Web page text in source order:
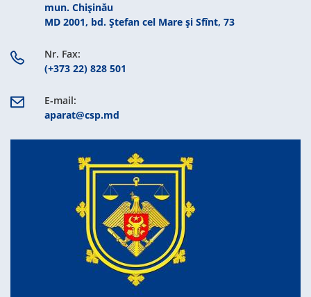
mun. Chişinău
MD 2001, bd. Ștefan cel Mare şi Sfînt, 73
Nr. Fax:
(+373 22) 828 501
E-mail:
aparat@csp.md